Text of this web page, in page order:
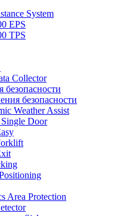
System
EPS
TPS
Collector
безопасности
Weather Assist
Door
Area Protection